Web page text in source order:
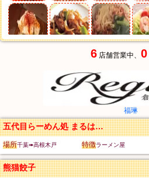
6 店舗営業中、 0
福琳
五代目らーめん処 まるは商店
場所千葉➠高根木戸 特徴ラーメン屋
熊猫餃子